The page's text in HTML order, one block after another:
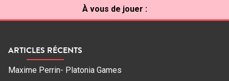
À vous de jouer :
ARTICLES RÉCENTS
Maxime Perrin- Platonia Games